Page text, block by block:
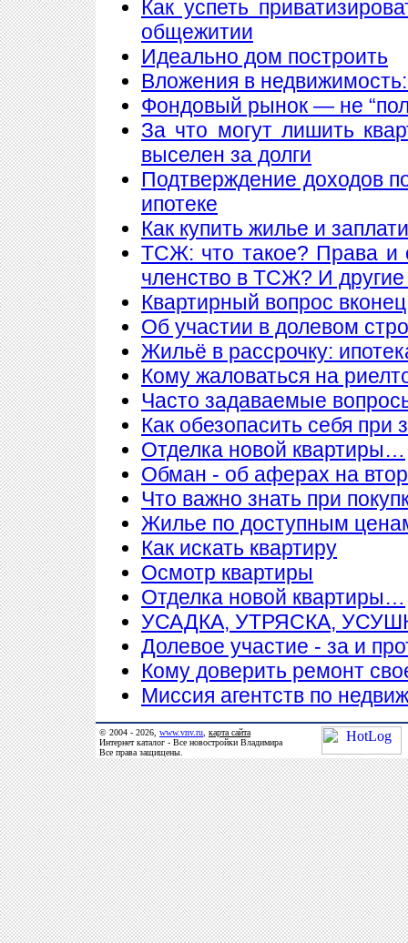
Как успеть
общежитии
Идеально дом построить
Вложения в
Фондовый рынок — не
За что могут лишить
выселен за долги
Подтверждение доходов
ипотеке
Как купить жилье и
ТСЖ: что такое? Права и
членство в ТСЖ? И
Квартирный вопрос
Об участии в долевом
Жильё в рассрочку:
Кому жаловаться на
Часто задаваемые
Как обезопасить себя при
Отделка новой квартиры…
Обман - об аферах на
Что важно знать при
Жилье по доступным
Как искать квартиру
Осмотр квартиры
Отделка новой квартиры…
УСАДКА, УТРЯСКА,
Долевое участие - за и
Кому доверить ремонт
Миссия агентств по
© 2004 - 2026, www.vnv.ru карта сайта
Интернет каталог - Все новостройки Владимира
Все права защищены.